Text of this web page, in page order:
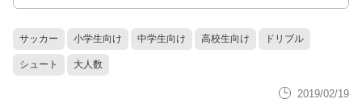
サッカー 小学生向け 中学生向け 高校生向け ドリブル
シュート 大人数
2019/02/19